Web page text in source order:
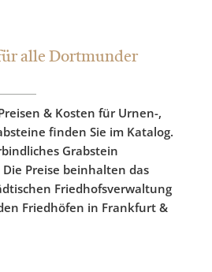
alle Dortmunder
& Kosten für Urnen-,
finden Sie im Katalog.
Grabstein
Preise beinhalten das
Friedhofsverwaltung
Friedhöfen in Frankfurt &